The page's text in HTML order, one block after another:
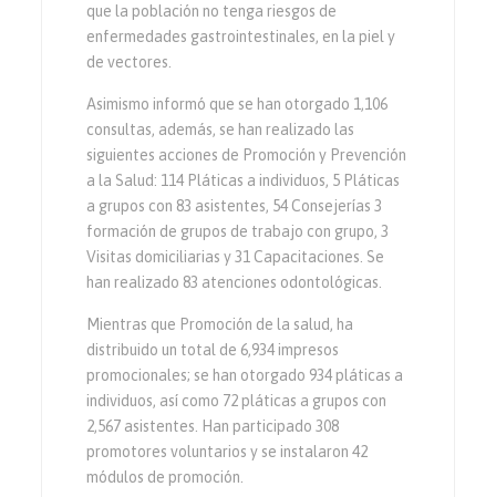
que la población no tenga riesgos de
enfermedades gastrointestinales, en la piel y
de vectores.
Asimismo informó que se han otorgado 1,106
consultas, además, se han realizado las
siguientes acciones de Promoción y Prevención
a la Salud: 114 Pláticas a individuos, 5 Pláticas
a grupos con 83 asistentes, 54 Consejerías 3
formación de grupos de trabajo con grupo, 3
Visitas domiciliarias y 31 Capacitaciones. Se
han realizado 83 atenciones odontológicas.
Mientras que Promoción de la salud, ha
distribuido un total de 6,934 impresos
promocionales; se han otorgado 934 pláticas a
individuos, así como 72 pláticas a grupos con
2,567 asistentes. Han participado 308
promotores voluntarios y se instalaron 42
módulos de promoción.